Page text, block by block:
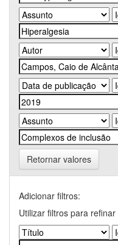
Retornar valores
Adicionar filtros:
Utilizar filtros para